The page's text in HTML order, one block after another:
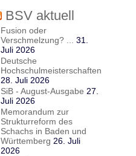
BSV aktuell
Fusion oder
Verschmelzung? ...
31.
Juli 2026
Deutsche
Hochschulmeisterschaften
28. Juli 2026
SiB - August-Ausgabe 27.
Juli 2026
Memorandum zur
Strukturreform des
Schachs in Baden und
Württemberg 26. Juli
2026